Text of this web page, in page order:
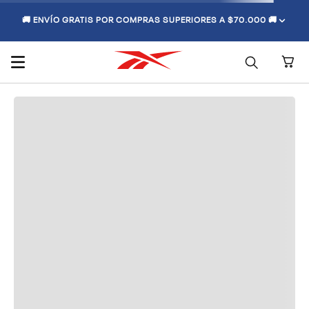
🚚 ENVÍO GRATIS POR COMPRAS SUPERIORES A $70.000 🚚